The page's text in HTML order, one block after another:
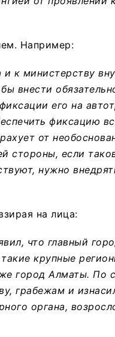
Например:
к министерству
внести
его на
фиксацию
от
стороны, если
нужно
на лица:
что главный
крупные
город Алматы. По
грабежам и
органа,